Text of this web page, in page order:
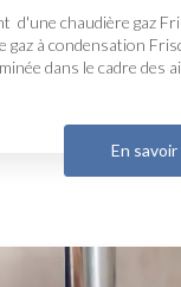
d'une chaudière gaz
gaz à condensation
dans le cadre des
En savoir